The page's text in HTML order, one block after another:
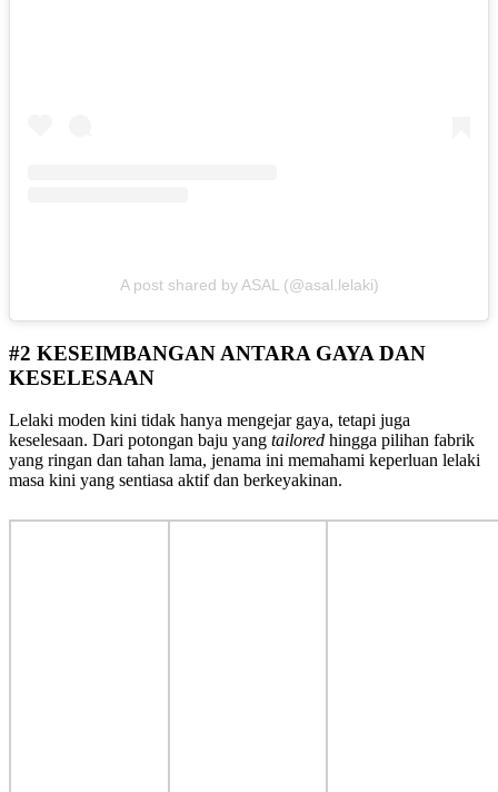
A post shared by ASAL (@asal.lelaki)
#2 KESEIMBANGAN ANTARA GAYA DAN
KESELESAAN
Lelaki moden kini tidak hanya mengejar gaya, tetapi juga
keselesaan. Dari potongan baju yang tailored hingga pilihan fabrik
yang ringan dan tahan lama, jenama ini memahami keperluan lelaki
masa kini yang sentiasa aktif dan berkeyakinan.